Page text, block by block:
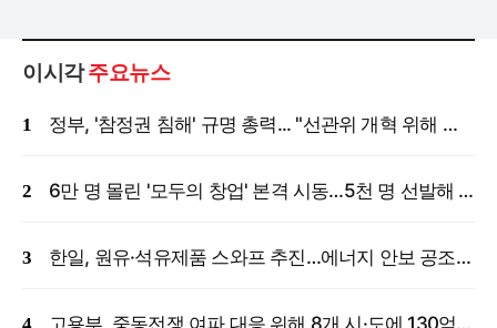
이시각주요뉴스
정부, '참정권 침해' 규명 총력... "선관위 개혁 위해 국정조사 등 모든 조치"
6만 명 몰린 '모두의 창업' 본격 시동…5천 명 선발해 밀착 지원
한일, 원유·석유제품 스와프 추진…에너지 안보 공조 강화